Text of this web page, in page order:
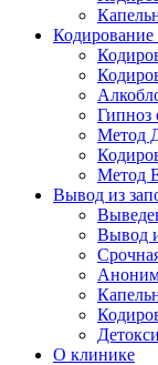
Кодирование
Гипноз
Метод
Метод
Вывод из
Вывод
О клинике